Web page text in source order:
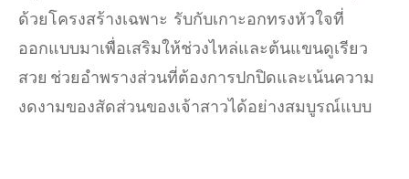
ด้วยโครงสร้างเฉพาะ รับกับเกาะอกทรงหัวใจที่
ออกแบบมาเพื่อเสริมให้ช่วงไหล่และต้นแขนดูเรียว
สวย ช่วยอำพรางส่วนที่ต้องการปกปิดและเน้นความ
งดงามของสัดส่วนของเจ้าสาวได้อย่างสมบูรณ์แบบ